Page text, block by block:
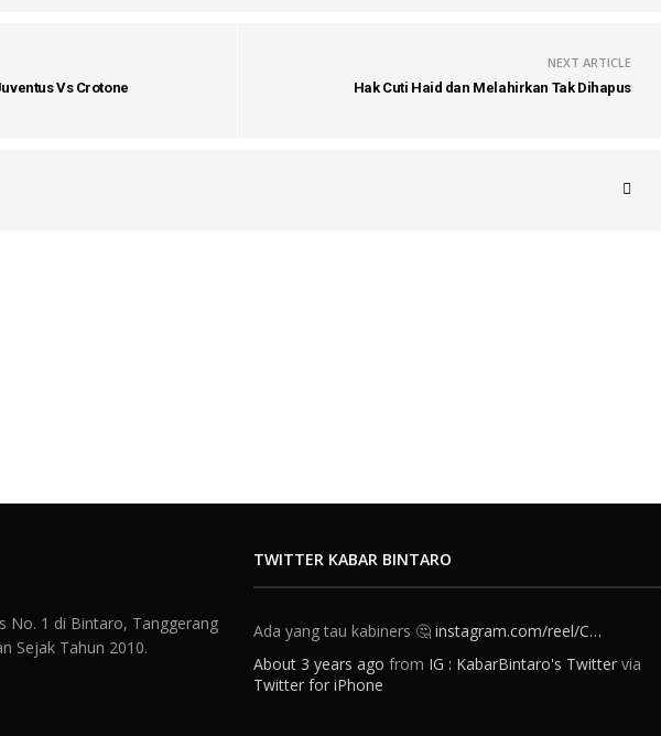
Vs Crotone
NEXT ARTICLE
Hak Cuti Haid dan Melahirkan Tak Dihapus
No. 1 di Bintaro, Tanggerang
Sejak Tahun 2010.
TWITTER KABAR BINTARO
Ada yang tau kabiners 🤔instagram.com/reel/C…
About 3 years ago from IG : KabarBintaro's Twitter via
Twitter for iPhone